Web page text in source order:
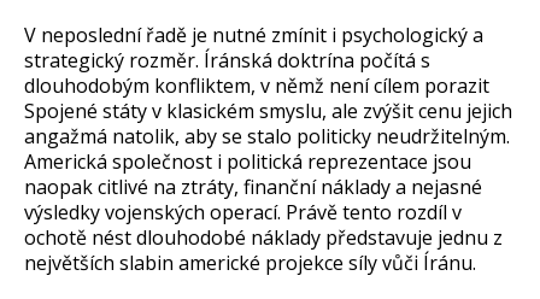
V neposlední řadě je nutné zmínit i psychologický a
strategický rozměr. Íránská doktrína počítá s
dlouhodobým konfliktem, v němž není cílem porazit
Spojené státy v klasickém smyslu, ale zvýšit cenu jejich
angažmá natolik, aby se stalo politicky neudržitelným.
Americká společnost i politická reprezentace jsou
naopak citlivé na ztráty, finanční náklady a nejasné
výsledky vojenských operací. Právě tento rozdíl v
ochotě nést dlouhodobé náklady představuje jednu z
největších slabin americké projekce síly vůči Íránu.